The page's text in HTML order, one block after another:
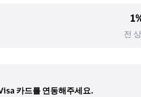
전
카드를 연동해주세요.